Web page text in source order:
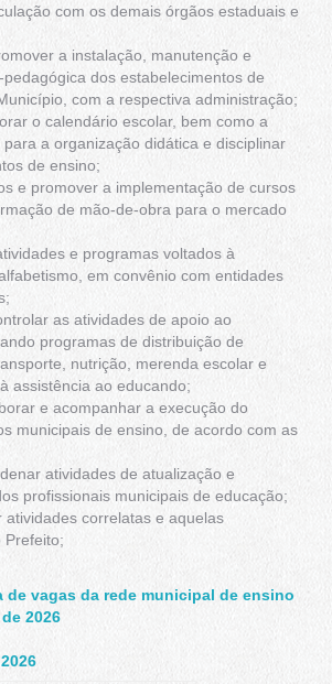
com os demais órgãos estaduais e
a instalação, manutenção e
dos estabelecimentos de
com a respectiva administração;
o calendário escolar, bem como a
a organização didática e disciplinar
de ensino;
e promover a implementação de cursos
de mão-de-obra para o mercado
e programas voltados à
em convênio com entidades
as atividades de apoio ao
programas de distribuição de
nutrição, merenda escolar e
assistência ao educando;
e acompanhar a execução do
municipais de ensino, de acordo com as
atividades de atualização e
profissionais municipais de educação;
atividades correlatas e aquelas
Prefeito;
de vagas da rede municipal de ensino
2026